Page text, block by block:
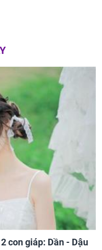
con giáp: Dần - Dậu